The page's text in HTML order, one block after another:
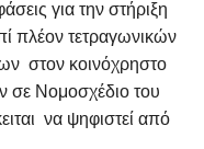
για την στήριξη
πλέον τετραγωνικών
στον κοινόχρηστο
σε Νομοσχέδιο του
να ψηφιστεί από